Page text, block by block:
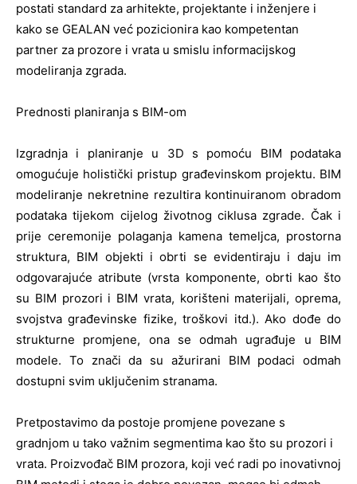
postati standard za arhitekte, projektante i inženjere i
kako se GEALAN već pozicionira kao kompetentan
partner za prozore i vrata u smislu informacijskog
modeliranja zgrada.
Prednosti planiranja s BIM-om
Izgradnja i planiranje u 3D s pomoću BIM podataka
omogućuje holistički pristup građevinskom projektu. BIM
modeliranje nekretnine rezultira kontinuiranom obradom
podataka tijekom cijelog životnog ciklusa zgrade. Čak i
prije ceremonije polaganja kamena temeljca, prostorna
struktura, BIM objekti i obrti se evidentiraju i daju im
odgovarajuće atribute (vrsta komponente, obrti kao što
su BIM prozori i BIM vrata, korišteni materijali, oprema,
svojstva građevinske fizike, troškovi itd.). Ako dođe do
strukturne promjene, ona se odmah ugrađuje u BIM
modele. To znači da su ažurirani BIM podaci odmah
dostupni svim uključenim stranama.
Pretpostavimo da postoje promjene povezane s
gradnjom u tako važnim segmentima kao što su prozori i
vrata. Proizvođač BIM prozora, koji već radi po inovativnoj